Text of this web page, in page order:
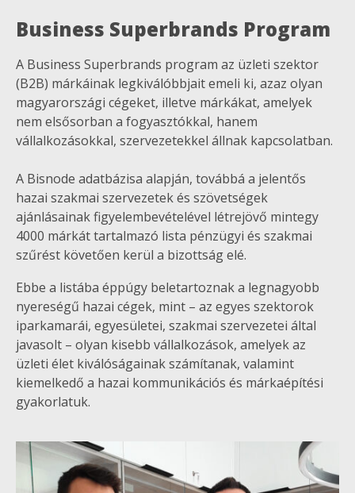
Business Superbrands Program
A Business Superbrands program az üzleti szektor
(B2B) márkáinak legkiválóbbjait emeli ki, azaz olyan
magyarországi cégeket, illetve márkákat, amelyek
nem elsősorban a fogyasztókkal, hanem
vállalkozásokkal, szervezetekkel állnak kapcsolatban.
A Bisnode adatbázisa alapján, továbbá a jelentős
hazai szakmai szervezetek és szövetségek
ajánlásainak figyelembevételével létrejövő mintegy
4000 márkát tartalmazó lista pénzügyi és szakmai
szűrést követően kerül a bizottság elé.
Ebbe a listába éppúgy beletartoznak a legnagyobb
nyereségű hazai cégek, mint – az egyes szektorok
iparkamarái, egyesületei, szakmai szervezetei által
javasolt – olyan kisebb vállalkozások, amelyek az
üzleti élet kiválóságainak számítanak, valamint
kiemelkedő a hazai kommunikációs és márkaépítési
gyakorlatuk.